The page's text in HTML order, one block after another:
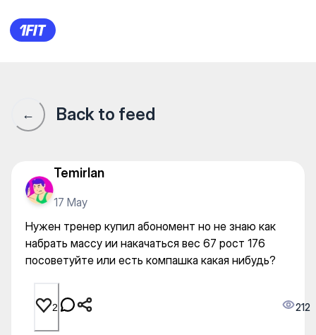
Нужен тренер купил
← Back to feed
Temirlan
17 May
Нужен тренер купил абономент но не знаю как
набрать массу ии накачаться вес 67 рост 176
посоветуйте или есть компашка какая нибудь?
2 212